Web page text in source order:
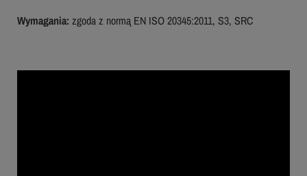
Wymagania: zgoda z normą EN ISO 20345:2011, S3, SRC